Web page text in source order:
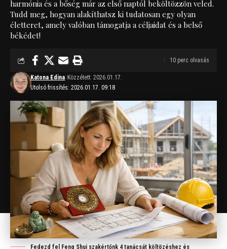
harmónia és a bőség már az első naptól beköltözzön veled.
Tudd meg, hogyan alakíthatsz ki tudatosan egy olyan
életteret, amely valóban támogatja a céljaidat és a belső
békédet!
Utolsó frissítés: 2026.01.17. 09:18
Katona Edina Közzétett: 2026.01.17.
10 perc olvasás
Fedezd fel Feng Shui szakértőnk 4 tanácsát költözéshez és